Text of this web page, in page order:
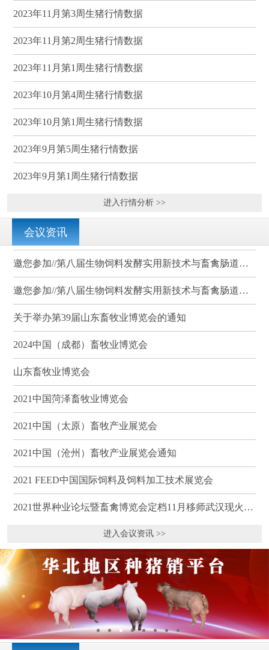
2023年11月第3周生猪行情数据
2023年11月第2周生猪行情数据
2023年11月第1周生猪行情数据
2023年10月第4周生猪行情数据
2023年10月第1周生猪行情数据
2023年9月第5周生猪行情数据
2023年9月第1周生猪行情数据
进入行情分析 >>
会议资讯
邀您参加//第八届生物饲料发酵实用新技术与畜禽肠道健康、营养科学研讨会（武汉）
邀您参加//第八届生物饲料发酵实用新技术与畜禽肠道健康、营养科学研讨会（武汉）
关于举办第39届山东畜牧业博览会的通知
2024中国（成都）畜牧业博览会
山东畜牧业博览会
2021中国菏泽畜牧业博览会
2021中国（太原）畜牧产业展览会
2021中国（沧州）畜牧产业展览会通知
2021 FEED中国国际饲料及饲料加工技术展览会
2021世界种业论坛暨畜禽博览会定档11月移师武汉现火热招商
进入会议资讯 >>